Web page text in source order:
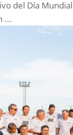
del Día
...